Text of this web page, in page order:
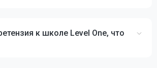
к школе Level One, что